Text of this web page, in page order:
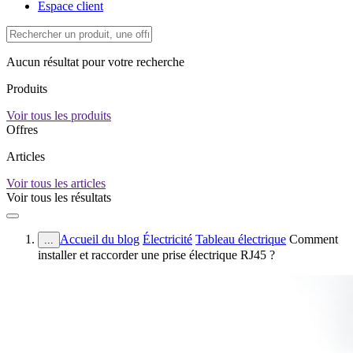
Espace client
Aucun résultat pour votre recherche
Produits
Voir tous les produits
Offres
Articles
Voir tous les articles
Voir tous les résultats
... Accueil du blog Électricité Tableau électrique Comment
installer et raccorder une prise électrique RJ45 ?